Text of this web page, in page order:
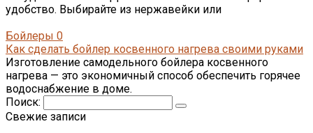
удобство. Выбирайте из нержавейки или
Бойлеры 0
Как сделать бойлер косвенного нагрева своими руками
Изготовление самодельного бойлера косвенного
нагрева — это экономичный способ обеспечить горячее
водоснабжение в доме.
Поиск:
Свежие записи